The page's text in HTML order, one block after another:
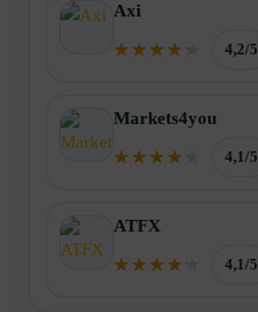
Axi
4,2/5
Markets4you
4,1/5
ATFX
4,1/5